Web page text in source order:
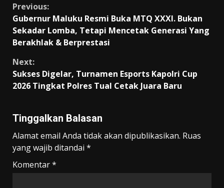
Continue
Reading
Previous:
Gubernur Maluku Resmi Buka MTQ XXXI. Bukan
Sekadar Lomba, Tetapi Mencetak Generasi Yang
Berakhlak & Berprestasi
Next:
Sukses Digelar, Turnamen Esports Kapolri Cup
2026 Tingkat Polres Tual Cetak Juara Baru
Tinggalkan Balasan
Alamat email Anda tidak akan dipublikasikan. Ruas
yang wajib ditandai *
Komentar*